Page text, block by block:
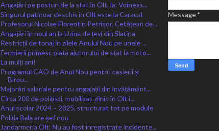
Angajări pe posturi de la stat în Olt, la: Voineas...
Singurul patinoar deschis în Olt este la Caracal
Profesorul Nicolae Florentin Petrișor, Cetățean de...
Angajări în noul an la Uzina de țevi din Slatina
Restricții de tonaj în zilele Anului Nou pe unele ...
Fermierii primesc plata ajutorului de stat la moto...
La mulți ani!
Programul CAO de Anul Nou pentru casierii și
Birou...
Majorări salariale pentru angajații din învățământ...
Circa 200 de polițiști, mobilizați zilnic în Olt î...
Anul școlar 2024 – 2025, structurat tot pe module
Poliția Balș are șef nou
Jandarmeria Olt: Nu au fost înregistrate incidente...
Message*